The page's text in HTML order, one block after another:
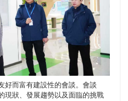
好而富有建設性的會談。會談
現狀、發展趨勢以及面臨的挑戰